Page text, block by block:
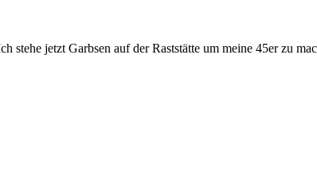
jetzt Garbsen auf der Raststätte um meine 45er zu